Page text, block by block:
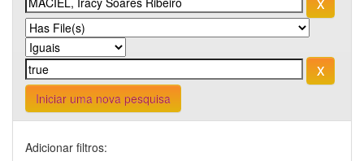
Iniciar uma nova pesquisa
Adicionar filtros: